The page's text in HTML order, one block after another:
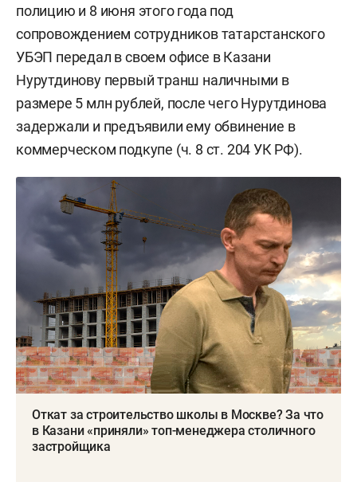
полицию и 8 июня этого года под
сопровождением сотрудников татарстанского
УБЭП передал в своем офисе в Казани
Нурутдинову первый транш наличными в
размере 5 млн рублей, после чего Нурутдинова
задержали и предъявили ему обвинение в
коммерческом подкупе (ч. 8 ст. 204 УК РФ).
Откат за строительство школы в Москве? За что
в Казани «приняли» топ-менеджера столичного
застройщика